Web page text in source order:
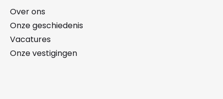
Over ons
Onze geschiedenis
Vacatures
Onze vestigingen